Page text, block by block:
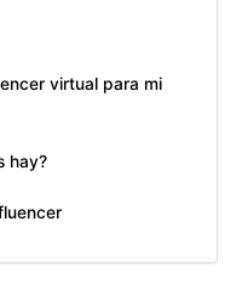
virtual para mi
hay?